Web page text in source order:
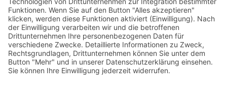
Geschäfte
Newsletter
Kontakt